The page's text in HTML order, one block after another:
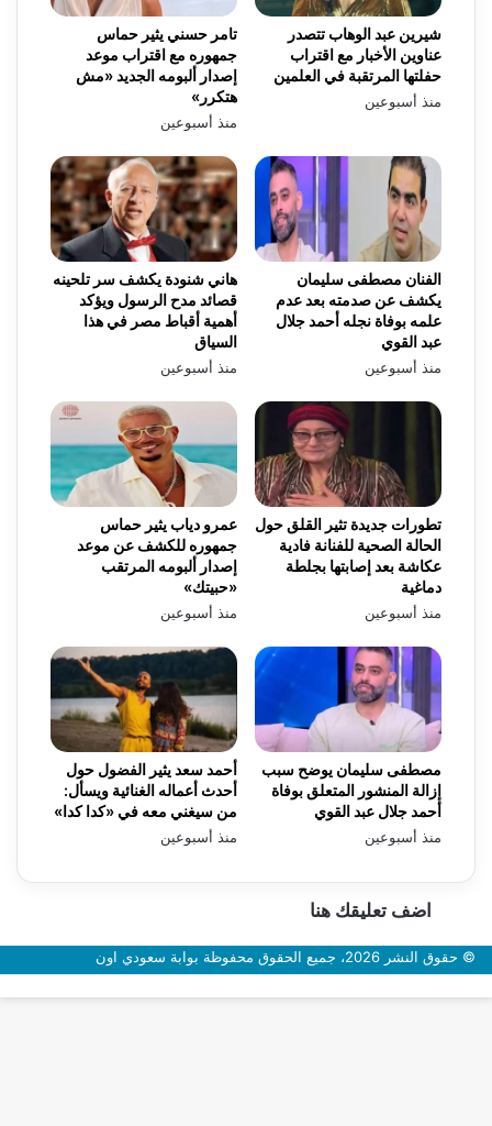
تامر حسني يثير حماس
جمهوره مع اقتراب موعد
إصدار ألبومه الجديد «مش
هتكرر»
منذ أسبوعين
شيرين عبد الوهاب تتصدر
عناوين الأخبار مع اقتراب
حفلتها المرتقبة في العلمين
منذ أسبوعين
هاني شنودة يكشف سر تلحينه
قصائد مدح الرسول ويؤكد
أهمية أقباط مصر في هذا
السياق
منذ أسبوعين
الفنان مصطفى سليمان
يكشف عن صدمته بعد عدم
علمه بوفاة نجله أحمد جلال
عبد القوي
منذ أسبوعين
عمرو دياب يثير حماس
جمهوره للكشف عن موعد
إصدار ألبومه المرتقب
«حبيتك»
منذ أسبوعين
تطورات جديدة تثير القلق حول
الحالة الصحية للفنانة فادية
عكاشة بعد إصابتها بجلطة
دماغية
منذ أسبوعين
أحمد سعد يثير الفضول حول
أحدث أعماله الغنائية ويسأل:
من سيغني معه في «كدا كدا»
منذ أسبوعين
مصطفى سليمان يوضح سبب
إزالة المنشور المتعلق بوفاة
أحمد جلال عبد القوي
منذ أسبوعين
اضف تعليقك هنا
© حقوق النشر 2026، جميع الحقوق محفوظة بوابة سعودي اون